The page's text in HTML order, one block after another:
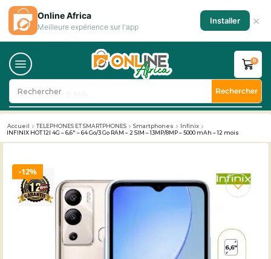
Rechercher Rechercher
0
Accueil TELEPHONES ET SMARTPHONES Smartphones
Infinix
INFINIX HOT 12I 4G – 6,6″ – 64 Go/3 Go RAM – 2 SIM – 13MP/8MP – 5000 mAh – 12 mois
12%
Online Africa
Meilleure expérience sur l'app
Installer ×